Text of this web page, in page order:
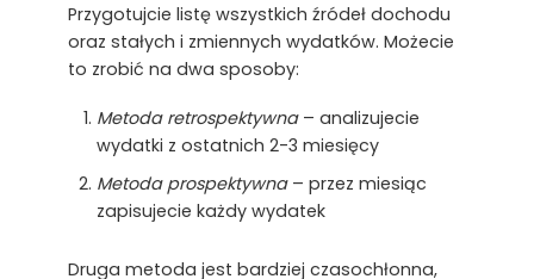
Przygotujcie listę wszystkich źródeł dochodu
oraz stałych i zmiennych wydatków. Możecie
to zrobić na dwa sposoby:
Metoda retrospektywna– analizujecie
wydatki z ostatnich 2-3 miesięcy
Metoda prospektywna– przez miesiąc
zapisujecie każdy wydatek
Druga metoda jest bardziej czasochłonna,